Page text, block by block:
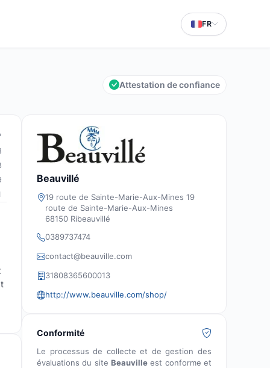
FR
Attestation de confiance
Beauvillé
19 route de Sainte-Marie-Aux-Mines 19
route de Sainte-Marie-Aux-Mines
68150 Ribeauvillé
0389737474
contact@beauville.com
31808365600013
http://www.beauville.com/shop/
Conformité
Le processus de collecte et de gestion des
évaluations du site Beauville est conforme et